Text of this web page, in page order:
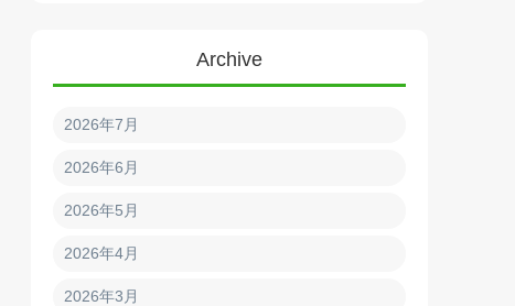
Archive
2026年7月
2026年6月
2026年5月
2026年4月
2026年3月